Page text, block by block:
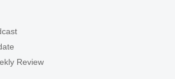
Review